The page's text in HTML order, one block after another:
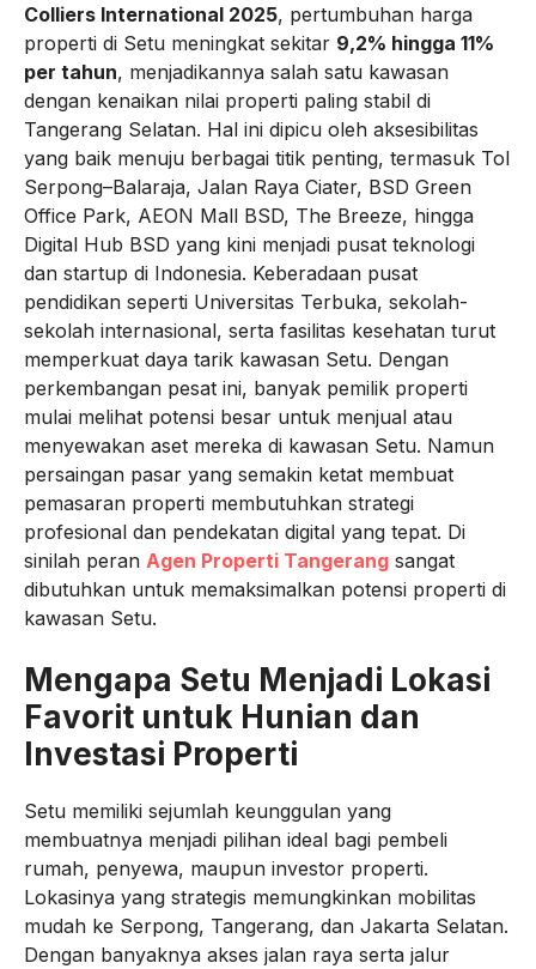
Colliers International 2025, pertumbuhan harga
properti di Setu meningkat sekitar 9,2% hingga 11%
per tahun, menjadikannya salah satu kawasan
dengan kenaikan nilai properti paling stabil di
Tangerang Selatan. Hal ini dipicu oleh aksesibilitas
yang baik menuju berbagai titik penting, termasuk Tol
Serpong–Balaraja, Jalan Raya Ciater, BSD Green
Office Park, AEON Mall BSD, The Breeze, hingga
Digital Hub BSD yang kini menjadi pusat teknologi
dan startup di Indonesia. Keberadaan pusat
pendidikan seperti Universitas Terbuka, sekolah-
sekolah internasional, serta fasilitas kesehatan turut
memperkuat daya tarik kawasan Setu. Dengan
perkembangan pesat ini, banyak pemilik properti
mulai melihat potensi besar untuk menjual atau
menyewakan aset mereka di kawasan Setu. Namun
persaingan pasar yang semakin ketat membuat
pemasaran properti membutuhkan strategi
profesional dan pendekatan digital yang tepat. Di
sinilah peran Agen Properti Tangerang sangat
dibutuhkan untuk memaksimalkan potensi properti di
kawasan Setu.
Mengapa Setu Menjadi Lokasi
Favorit untuk Hunian dan
Investasi Properti
Setu memiliki sejumlah keunggulan yang
membuatnya menjadi pilihan ideal bagi pembeli
rumah, penyewa, maupun investor properti.
Lokasinya yang strategis memungkinkan mobilitas
mudah ke Serpong, Tangerang, dan Jakarta Selatan.
Dengan banyaknya akses jalan raya serta jalur